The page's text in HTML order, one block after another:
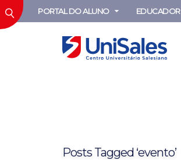
PORTAL DO ALUNO EDUCADOR
Posts Tagged ‘evento’